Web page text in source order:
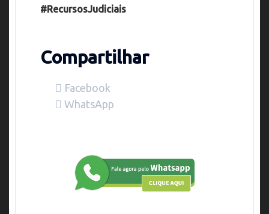
#RecursosJudiciais
Compartilhar
Facebook
WhatsApp